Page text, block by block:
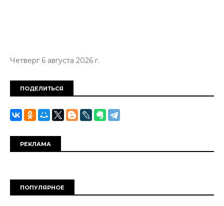
Четверг 6 августа 2026 г.
ПОДЕЛИТЬСЯ
РЕКЛАМА
ПОПУЛЯРНОЕ